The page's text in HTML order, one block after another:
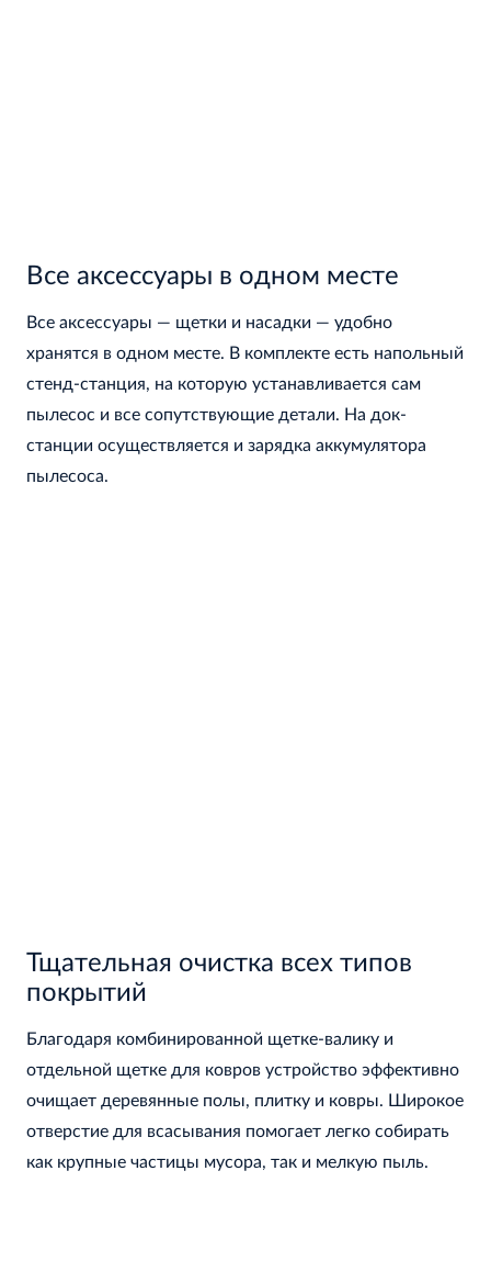
Все аксессуары в одном месте
Все аксессуары — щетки и насадки — удобно
хранятся в одном месте. В комплекте есть напольный
стенд-станция, на которую устанавливается сам
пылесос и все сопутствующие детали. На док-
станции осуществляется и зарядка аккумулятора
пылесоса.
Тщательная очистка всех типов
покрытий
Благодаря комбинированной щетке-валику и
отдельной щетке для ковров устройство эффективно
очищает деревянные полы, плитку и ковры. Широкое
отверстие для всасывания помогает легко собирать
как крупные частицы мусора, так и мелкую пыль.